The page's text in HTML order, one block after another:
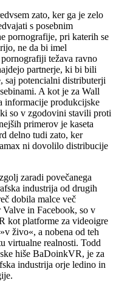
zato, ker ga je zelo
s posebnim
pornografije, pri katerih se
ne da bi imel
težava ravno
partnerje, ki bi bili
saj potencialni distributerji
A kot je za Wall
informacije produkcijske
so v zgodovini stavili proti
primerov je kaseta
delno tudi zato, ker
ni dovolilo distribucije
zaradi povečanega
industrija od drugih
dobila malce več
in Facebook, so v
kot platforme za videoigre
živo«, a nobena od teh
virtualne realnosti. Todd
hiše BaDoinkVR, je za
industrija orje ledino in